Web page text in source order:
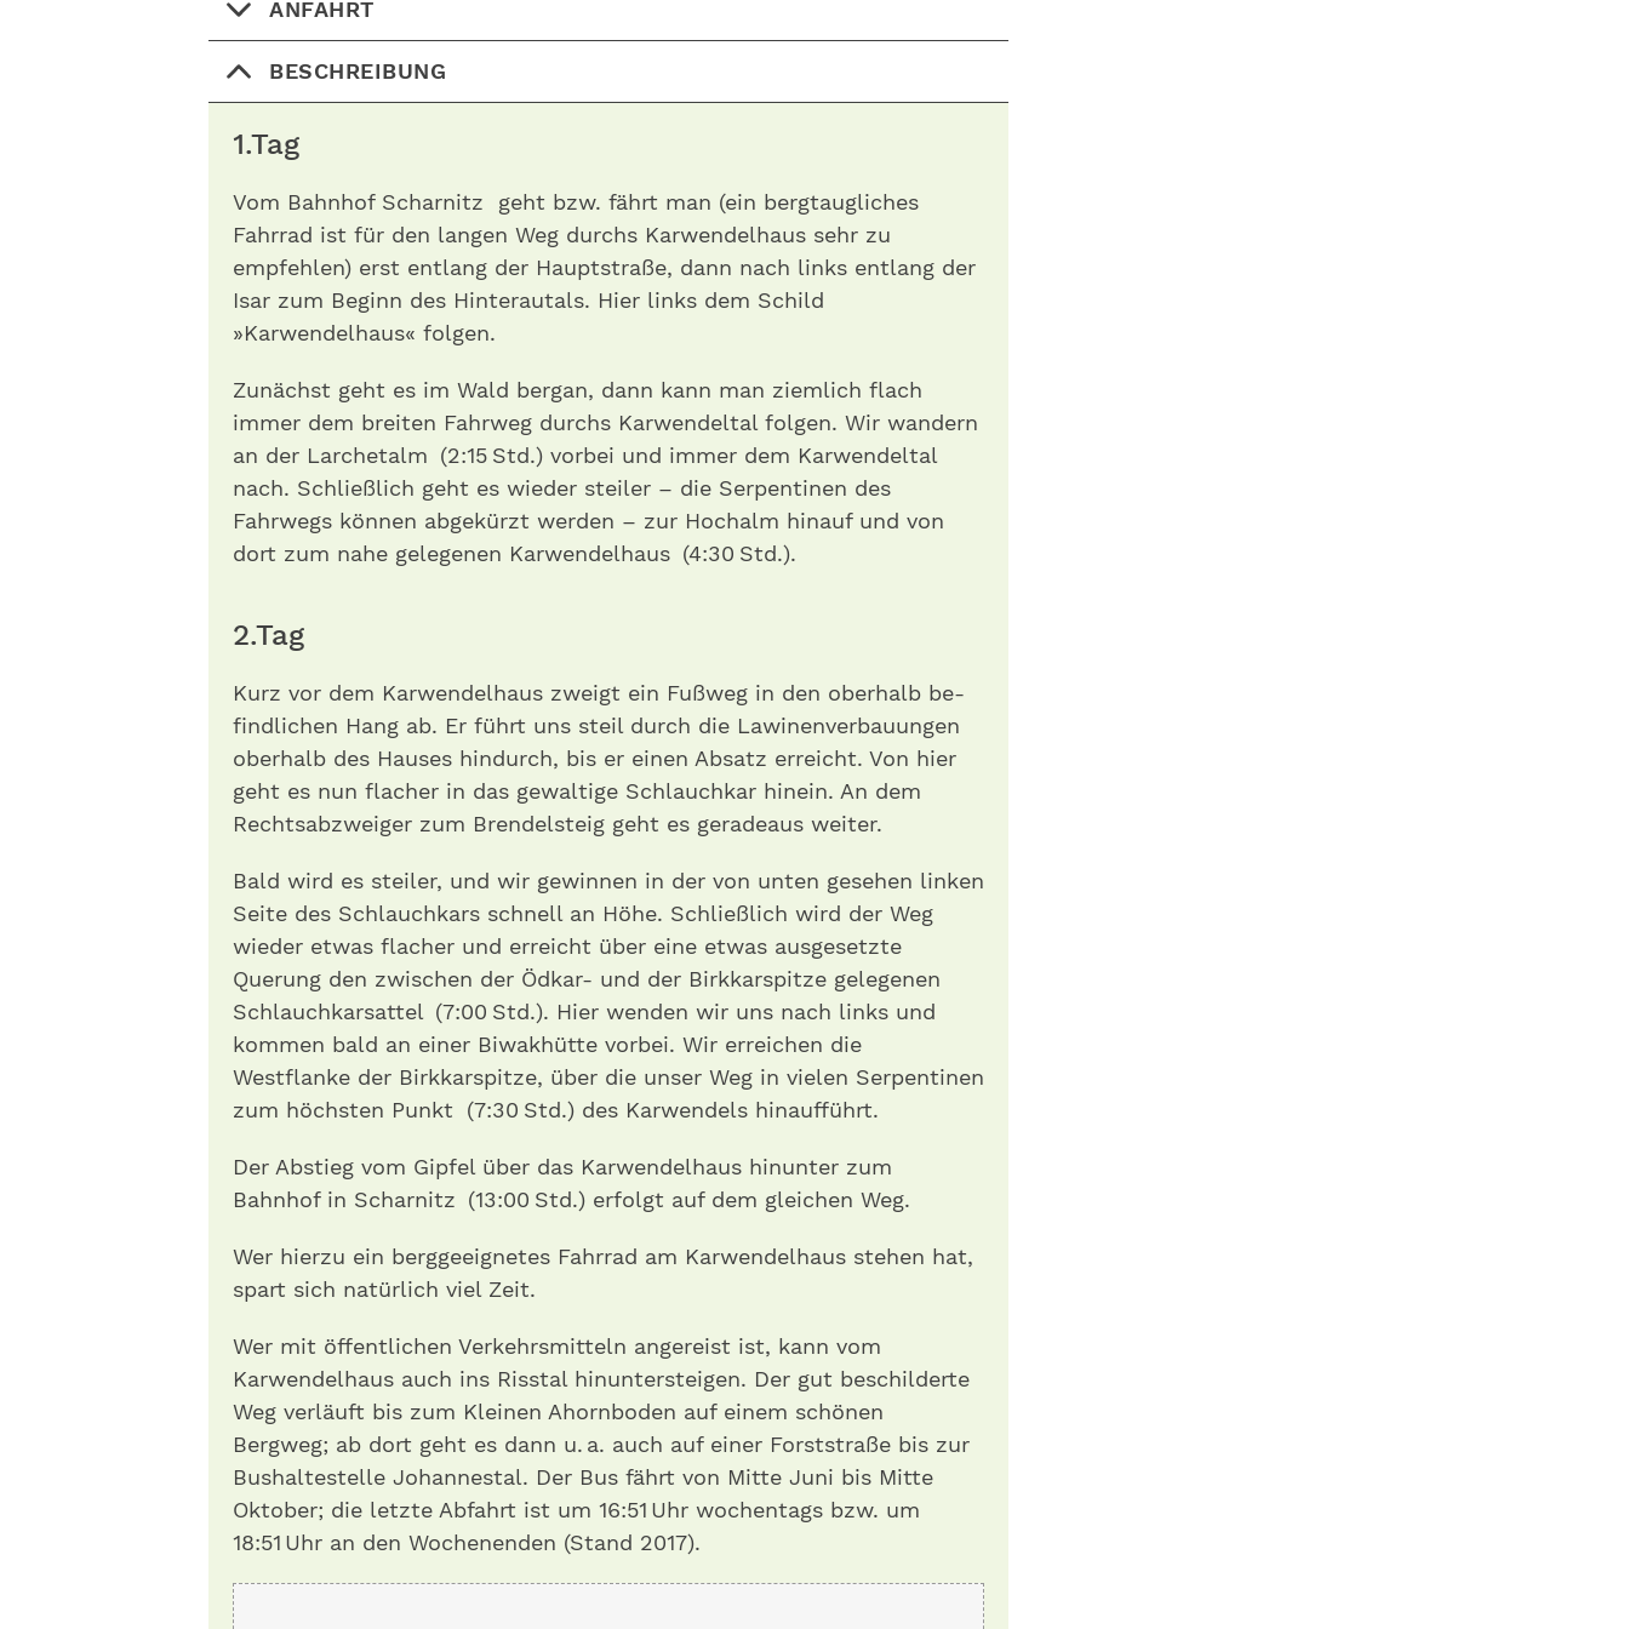
ANFAHRT
BESCHREIBUNG
1.Tag
Vom Bahnhof Scharnitz geht bzw. fährt man (ein bergtaugliches
Fahrrad ist für den langen Weg durchs Karwendelhaus sehr zu
empfehlen) erst entlang der Hauptstraße, dann nach links entlang der
Isar zum Beginn des Hinterautals. Hier links dem Schild
» Karwendelhaus« folgen.
Zunächst geht es im Wald bergan, dann kann man ziemlich flach
immer dem breiten Fahrweg durchs Karwendeltal folgen. Wir wandern
an der Larchetalm (2:15 Std.) vorbei und immer dem Karwendeltal
nach. Schließlich geht es wieder steiler – die Serpentinen des
Fahrwegs können abgekürzt werden – zur Hochalm hinauf und von
dort zum nahe gelegenen Karwendelhaus (4:30 Std.) .
2.Tag
Kurz vor dem Karwendelhaus zweigt ein Fußweg in den oberhalb be­
find­lichen Hang ab. Er führt uns steil durch die Lawinenverbauungen
oberhalb des Hauses hindurch, bis er einen Absatz erreicht. Von hier
geht es nun flacher in das gewaltige Schlauchkar hinein. An dem
Rechtsabzweiger zum Brendelsteig geht es geradeaus weiter.
Bald wird es steiler, und wir gewinnen in der von unten gesehen linken
Seite des Schlauchkars schnell an Höhe. Schließlich wird der Weg
wieder etwas flacher und erreicht über eine etwas ausgesetzte
Querung den zwischen der Ödkar- und der Birkkarspitze gelegenen
Schlauchkarsattel (7:00 Std.) . Hier wenden wir uns nach links und
kommen bald an einer Biwakhütte vorbei. Wir erreichen die
Westflanke der Birkkarspitze, über die unser Weg in vielen Serpentinen
zum höchsten Punkt (7:30 Std.) des Karwendels hinaufführt.
Der Abstieg vom Gipfel über das Karwendelhaus hinunter zum
Bahnhof in Scharnitz (13:00 Std.) erfolgt auf dem gleichen Weg.
Wer hierzu ein berggeeignetes Fahrrad am Karwendelhaus stehen hat,
spart sich natürlich viel Zeit.
Wer mit öffentlichen Verkehrsmitteln angereist ist, kann vom
Karwendelhaus auch ins Risstal hinuntersteigen. Der gut beschilderte
Weg verläuft bis zum Kleinen Ahornboden auf einem schönen
Bergweg; ab dort geht es dann u. a. auch auf einer Forststraße bis zur
Bushaltestelle Johannestal. Der Bus fährt von Mitte Juni bis Mitte
Oktober; die letzte Abfahrt ist um 16:51 Uhr wochentags bzw. um
18:51 Uhr an den Wochenenden (Stand 2017).